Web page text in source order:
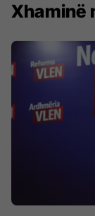
Xhaminë